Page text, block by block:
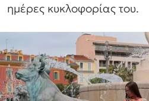
ημέρες κυκλοφορίας του.